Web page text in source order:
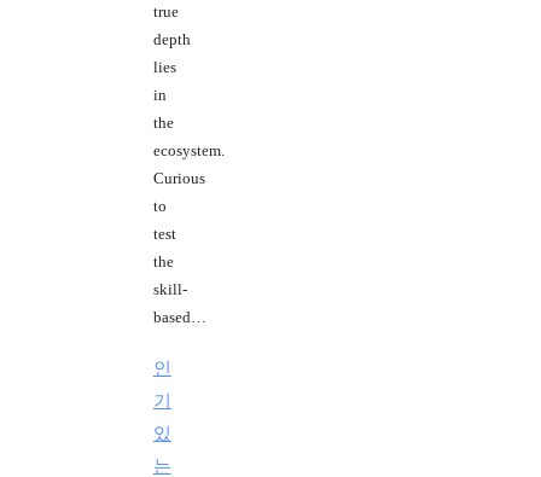
true
depth
lies
in
the
ecosystem.
Curious
to
test
the
skill-
based…
인
기
있
는